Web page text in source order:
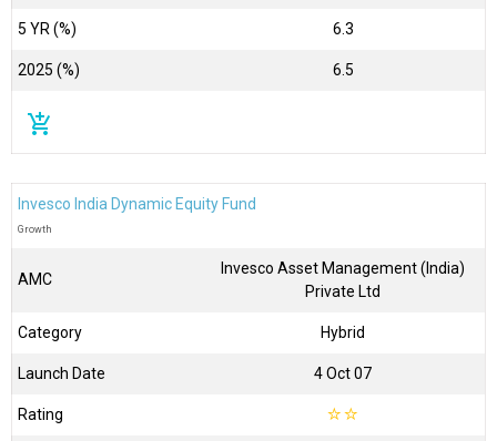
5 YR (%) 6.3
2025 (%) 6.5
add_shopping_cart
Invesco India Dynamic Equity Fund
Growth
AMC
Invesco Asset Management (India)
Private Ltd
Category Hybrid
Launch Date 4 Oct 07
Rating ☆☆